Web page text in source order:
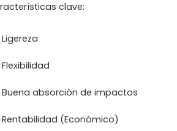
clave:
Ligereza
Flexibilidad
Buena absorción de impactos
Rentabilidad (Económico)